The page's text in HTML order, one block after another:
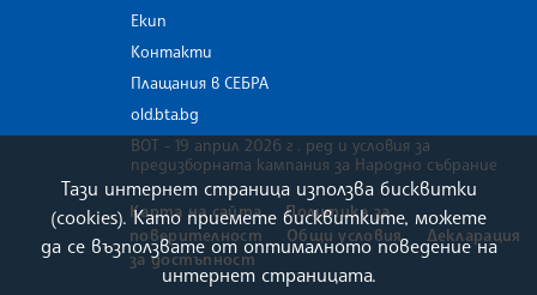
Екип
Контакти
Плащания в СЕБРА
old.bta.bg
ВОТ - 19 април 2026 г . ред и условия за
предизборната кампания за Народно събрание
Карта на сайта
Политика за
поверителност
Общи условия
Декларация
за достъпност
Тази интернет страница използва бисквитки
(cookies). Като приемете бисквитките, можете
да се възползвате от оптималното поведение на
интернет страницата.